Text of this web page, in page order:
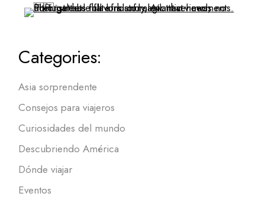
Categories:
Asia sorprendente
Consejos para viajeros
Curiosidades del mundo
Descubriendo América
Dónde viajar
Eventos